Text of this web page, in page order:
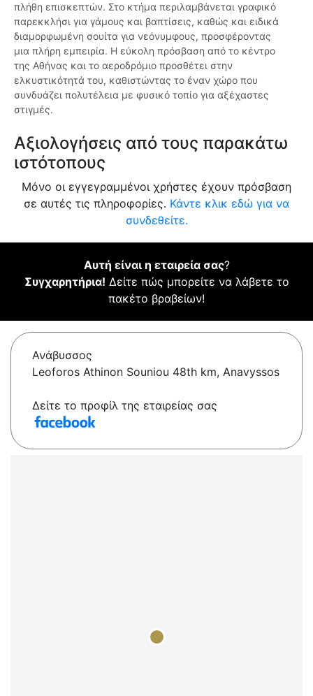
πλήθη επισκεπτών. Στο κτήμα περιλαμβάνεται γραφικό
παρεκκλήσι για γάμους και βαπτίσεις, καθώς και ειδικά
διαμορφωμένη σουίτα για νεόνυμφους, προσφέροντας
μια πλήρη εμπειρία. Η εύκολη πρόσβαση από το κέντρο
της Αθήνας και το αεροδρόμιο προσθέτει στην
ελκυστικότητά του, καθιστώντας το έναν χώρο που
συνδυάζει πολυτέλεια με φυσικό τοπίο για αξέχαστες
στιγμές.
Αξιολογήσεις από τους παρακάτω
ιστότοπους
Μόνο οι εγγεγραμμένοι χρήστες έχουν πρόσβαση
σε αυτές τις πληροφορίες. Κάντε κλικ εδώ για να
συνδεθείτε.
Αυτή είναι η εταιρεία σας?
Συγχαρητήρια! Δείτε πώς μπορείτε να λάβετε το
πακέτο βραβείων!
Ανάβυσσος
Leoforos Athinon Souniou 48th km, Anavyssos
Δείτε το προφίλ της εταιρείας σας